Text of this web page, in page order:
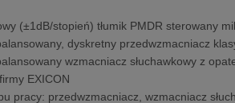
(±1dB/stopień) tłumik PMDR sterowany
dyskretny przedwzmacniacz
wzmacniacz słuchawkowy z
EXICON
pracy: przedwzmacniacz, wzmacniacz